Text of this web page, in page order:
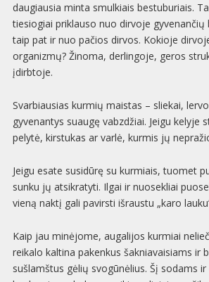
daugiausia minta smulkiais bestuburiais.
tiesiogiai priklauso nuo dirvoje gyvenančių
taip pat ir nuo pačios dirvos. Kokioje
organizmų? Žinoma, derlingoje, geros
įdirbtoje.
Svarbiausias kurmių maistas – sliekai,
gyvenantys suaugę vabzdžiai. Jeigu kelyje
pelytė, kirstukas ar varlė, kurmis jų
Jeigu esate susidūrę su kurmiais, tuomet
sunku jų atsikratyti. Ilgai ir nuosekliai
vieną naktį gali pavirsti išraustu „karo
Kaip jau minėjome, augalijos kurmiai
reikalo kaltina pakenkus šakniavaisiams ir
sušlamštus gėlių svogūnėlius. Šį sodams